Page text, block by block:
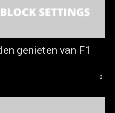
genieten van F1
0